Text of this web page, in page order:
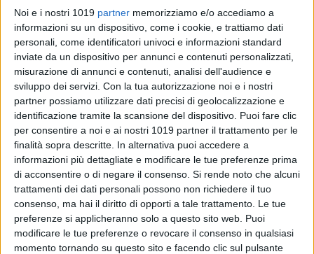
Noi e i nostri 1019 partner memorizziamo e/o accediamo a
informazioni su un dispositivo, come i cookie, e trattiamo dati
personali, come identificatori univoci e informazioni standard
inviate da un dispositivo per annunci e contenuti personalizzati,
misurazione di annunci e contenuti, analisi dell'audience e
sviluppo dei servizi. Con la tua autorizzazione noi e i nostri
partner possiamo utilizzare dati precisi di geolocalizzazione e
identificazione tramite la scansione del dispositivo. Puoi fare clic
per consentire a noi e ai nostri 1019 partner il trattamento per le
finalità sopra descritte. In alternativa puoi accedere a
informazioni più dettagliate e modificare le tue preferenze prima
di acconsentire o di negare il consenso. Si rende noto che alcuni
trattamenti dei dati personali possono non richiedere il tuo
consenso, ma hai il diritto di opporti a tale trattamento. Le tue
preferenze si applicheranno solo a questo sito web. Puoi
modificare le tue preferenze o revocare il consenso in qualsiasi
momento tornando su questo sito e facendo clic sul pulsante
L’Odissea supera
il miliardo e
diventa il più
grande successo
di Nolan
di Emanuela Giuliani
Spider-Man:
Brand New Day è
inarrestabile: 1,67
miliardi in soli 12
giorni
di Emanuela Giuliani
Film in Uscita
Settimana del 9
Agosto 2026
di La Redazione